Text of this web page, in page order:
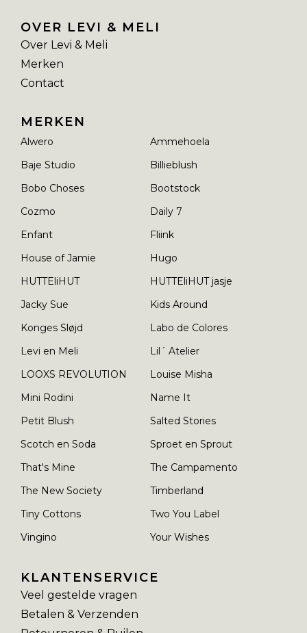
OVER LEVI & MELI
Over Levi & Meli
Merken
Contact
MERKEN
Alwero
Ammehoela
Baje Studio
Billieblush
Bobo Choses
Bootstock
Cozmo
Daily 7
Enfant
Fliink
House of Jamie
Hugo
HUTTEliHUT
HUTTEliHUT jasje
Jacky Sue
Kids Around
Konges Sløjd
Labo de Colores
Levi en Meli
Lil´ Atelier
LOOXS REVOLUTION
Louise Misha
Mini Rodini
Name It
Petit Blush
Salted Stories
Scotch en Soda
Sproet en Sprout
That's Mine
The Campamento
The New Society
Timberland
Tiny Cottons
Two You Label
Vingino
Your Wishes
KLANTENSERVICE
Veel gestelde vragen
Betalen & Verzenden